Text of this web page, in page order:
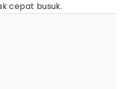
cepat busuk.